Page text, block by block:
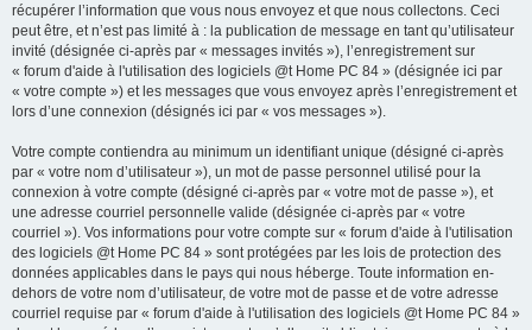
récupérer l’information que vous nous envoyez et que nous collectons. Ceci
peut être, et n’est pas limité à : la publication de message en tant qu’utilisateur
invité (désignée ci-après par « messages invités »), l’enregistrement sur
« forum d'aide à l'utilisation des logiciels @t Home PC 84 » (désignée ici par
« votre compte ») et les messages que vous envoyez après l’enregistrement et
lors d’une connexion (désignés ici par « vos messages »).
Votre compte contiendra au minimum un identifiant unique (désigné ci-après
par « votre nom d’utilisateur »), un mot de passe personnel utilisé pour la
connexion à votre compte (désigné ci-après par « votre mot de passe »), et
une adresse courriel personnelle valide (désignée ci-après par « votre
courriel »). Vos informations pour votre compte sur « forum d'aide à l'utilisation
des logiciels @t Home PC 84 » sont protégées par les lois de protection des
données applicables dans le pays qui nous héberge. Toute information en-
dehors de votre nom d’utilisateur, de votre mot de passe et de votre adresse
courriel requise par « forum d'aide à l'utilisation des logiciels @t Home PC 84 »